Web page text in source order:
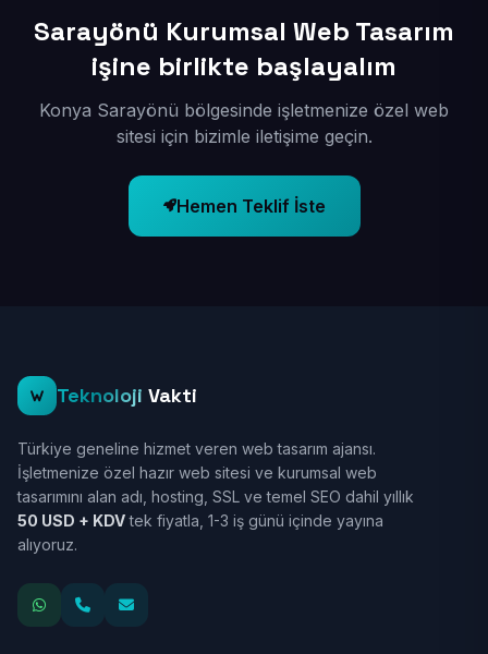
Sarayönü Kurumsal Web Tasarım
işine birlikte başlayalım
Konya Sarayönü bölgesinde işletmenize özel web
sitesi için bizimle iletişime geçin.
Hemen Teklif İste
Teknoloji Vakti
Türkiye geneline hizmet veren web tasarım ajansı.
İşletmenize özel hazır web sitesi ve kurumsal web
tasarımını alan adı, hosting, SSL ve temel SEO dahil yıllık
50 USD + KDVtek fiyatla, 1-3 iş günü içinde yayına
alıyoruz.